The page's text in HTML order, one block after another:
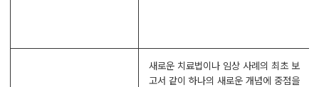
새로운 치료법이나 임상 사례의 최초 보
고서 같이 하나의 새로운 개념에 중점을